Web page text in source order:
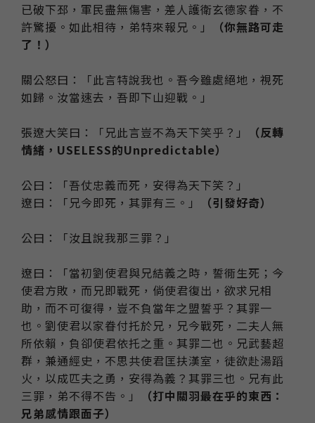
已破下邳，軍民盡無傷害，差人護衛玄德家眷，不
許驚擾。如此相待，弟特來報兄。」
（你無路可走
了！）
關公怒曰：「此言特說我也。吾今雖處絕地，視死
如歸。汝當速去，吾即下山迎戰。」
張遼大笑曰：「兄此言豈不為天下笑乎？」
（反轉
情緒，USELESS的Unpredictable）
公曰：「吾仗忠義而死，安得為天下笑？」
遼曰：「兄今即死，其罪有三。」
（引發好奇）
公曰：「汝且說我那三罪？」
遼曰：「當初劉使君與兄結義之時，誓衕生死；今
使君方敗，而兄即戰死，倘使君復出，欲求兄相
助，而不可復得，豈不負當年之盟誓乎？其罪一
也。劉使君以家眷付托於兄，兄今戰死，二夫人無
所依賴，負卻使君依托之重。其罪二也。兄武藝超
群，兼通經史，不思共使君匡扶漢室，徒欲赴湯蹈
火，以成匹夫之勇，安得為義？其罪三也。兄有此
三罪，弟不得不告。」
（打中關羽最在乎的東西：
兄弟感情跟面子）